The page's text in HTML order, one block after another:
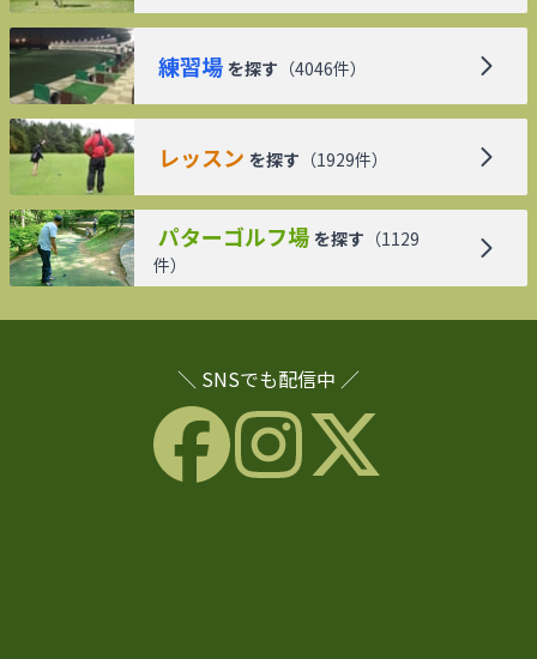
練習場 を探す （4046件）
レッスン を探す （1929件）
パターゴルフ場 を探す （1129
件）
＼ SNSでも配信中 ／